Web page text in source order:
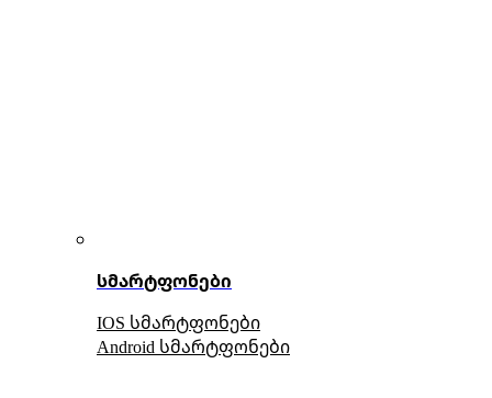
სმარტფონები
IOS სმარტფონები
Android სმარტფონები